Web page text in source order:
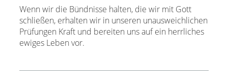
Wenn wir die Bündnisse halten, die wir mit Gott
schließen, erhalten wir in unseren unausweichlichen
Prüfungen Kraft und bereiten uns auf ein herrliches
ewiges Leben vor.